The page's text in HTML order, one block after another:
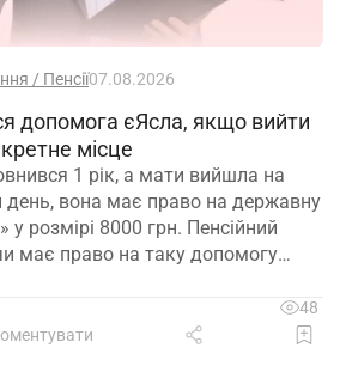
/ Пенсії07.08.2026
допомога єЯсла, якщо вийти
місце
1 рік, а мати вийшла на
день, вона має право на державну
розмірі 8000 грн. Пенсійний
має право на таку допомогу
48